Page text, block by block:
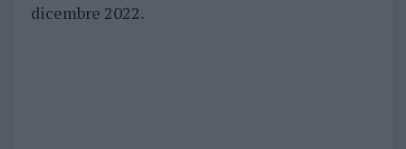
dicembre 2022.